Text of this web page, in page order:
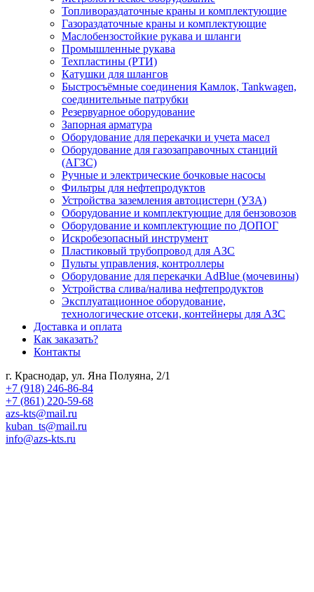
Топливораздаточные краны и комплектующие
Газораздаточные краны и комплектующие
Маслобензостойкие рукава и шланги
Промышленные рукава
Техпластины (РТИ)
Катушки для шлангов
Быстросъёмные соединения Камлок, Tankwagen,
соединительные патрубки
Резервуарное оборудование
Запорная арматура
Оборудование для перекачки и учета масел
Оборудование для газозаправочных станций
(АГЗС)
Ручные и электрические бочковые насосы
Фильтры для нефтепродуктов
Устройства заземления автоцистерн (УЗА)
Оборудование и комплектующие для бензовозов
Оборудование и комплектующие по ДОПОГ
Искробезопасный инструмент
Пластиковый трубопровод для АЗС
Пульты управления, контроллеры
Оборудование для перекачки AdBlue (мочевины)
Устройства слива/налива нефтепродуктов
Эксплуатационное оборудование,
технологические отсеки, контейнеры для АЗС
Доставка и оплата
Как заказать?
Контакты
г. Краснодар, ул. Яна Полуяна, 2/1
+7 (918) 246-86-84
+7 (861) 220-59-68
azs-kts@mail.ru
kuban_ts@mail.ru
info@azs-kts.ru